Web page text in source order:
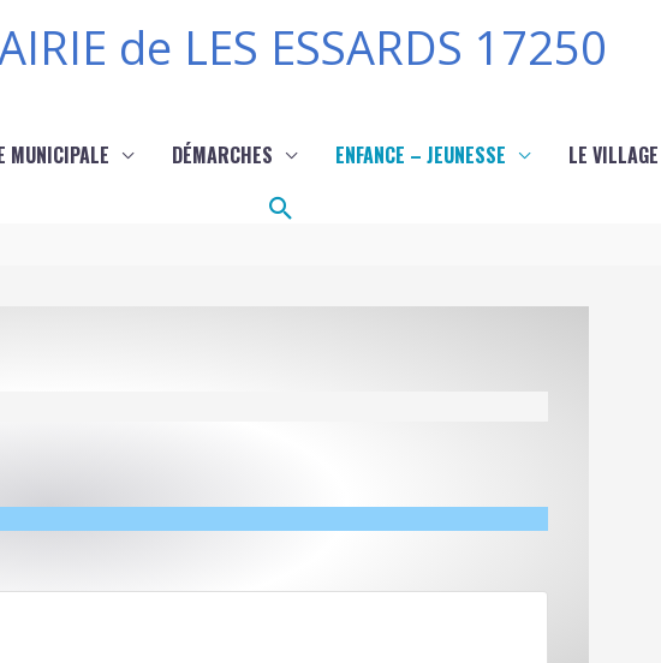
de LES ESSARDS 17250
MUNICIPALE DÉMARCHES ENFANCE – JEUNESSE LE VILLAGE
Rechercher